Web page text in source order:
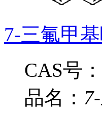
7-三氟甲
CAS号：
品名：